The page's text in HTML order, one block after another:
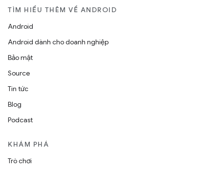
TÌM HIỂU THÊM VỀ ANDROID
Android
Android dành cho doanh nghiệp
Bảo mật
Source
Tin tức
Blog
Podcast
KHÁM PHÁ
Trò chơi